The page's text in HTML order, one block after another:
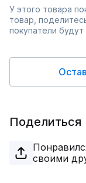
У этого товара
товар,
покупатели
Поделиться
своими